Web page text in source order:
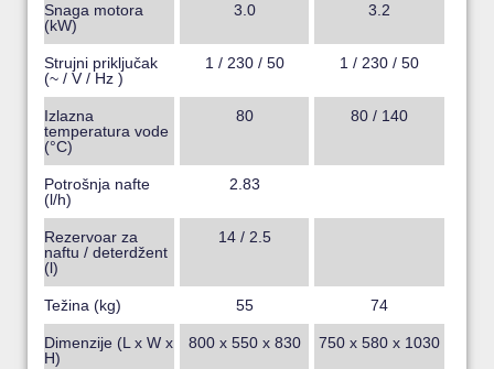
Snaga motora
(kW)
3.0 3.2
Strujni priključak
(~ / V / Hz )
1 / 230 / 50 1 / 230 / 50
Izlazna
temperatura vode
(°C)
80 80 / 140
Potrošnja nafte
(l/h)
2.83
Rezervoar za
naftu / deterdžent
(l)
14 / 2.5
Težina (kg) 55 74
Dimenzije (L x W x
H)
800 x 550 x 830 750 x 580 x 1030